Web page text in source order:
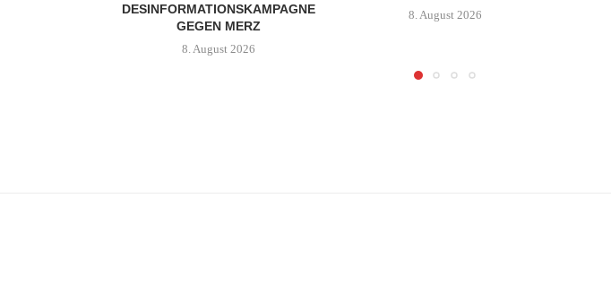
DESINFORMATIONSKAMPAGNE
GEGEN MERZ
8. August 2026
8. August 2026